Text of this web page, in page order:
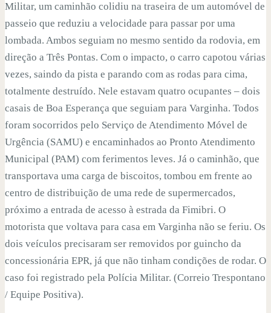
Militar, um caminhão colidiu na traseira de um automóvel de
passeio que reduziu a velocidade para passar por uma
lombada. Ambos seguiam no mesmo sentido da rodovia, em
direção a Três Pontas. Com o impacto, o carro capotou várias
vezes, saindo da pista e parando com as rodas para cima,
totalmente destruído. Nele estavam quatro ocupantes – dois
casais de Boa Esperança que seguiam para Varginha. Todos
foram socorridos pelo Serviço de Atendimento Móvel de
Urgência (SAMU) e encaminhados ao Pronto Atendimento
Municipal (PAM) com ferimentos leves. Já o caminhão, que
transportava uma carga de biscoitos, tombou em frente ao
centro de distribuição de uma rede de supermercados,
próximo a entrada de acesso à estrada da Fimibri. O
motorista que voltava para casa em Varginha não se feriu. Os
dois veículos precisaram ser removidos por guincho da
concessionária EPR, já que não tinham condições de rodar. O
caso foi registrado pela Polícia Militar. (Correio Trespontano
/ Equipe Positiva).